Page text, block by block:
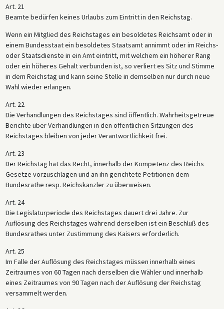
Art. 21
Beamte bedürfen keines Urlaubs zum Eintritt in den Reichstag.
Wenn ein Mitglied des Reichstages ein besoldetes Reichsamt oder in
einem Bundesstaat ein besoldetes Staatsamt annimmt oder im Reichs-
oder Staatsdienste in ein Amt eintritt, mit welchem ein höherer Rang
oder ein höheres Gehalt verbunden ist, so verliert es Sitz und Stimme
in dem Reichstag und kann seine Stelle in demselben nur durch neue
Wahl wieder erlangen.
Art. 22
Die Verhandlungen des Reichstages sind öffentlich. Wahrheitsgetreue
Berichte über Verhandlungen in den öffentlichen Sitzungen des
Reichstages bleiben von jeder Verantwortlichkeit frei.
Art. 23
Der Reichstag hat das Recht, innerhalb der Kompetenz des Reichs
Gesetze vorzuschlagen und an ihn gerichtete Petitionen dem
Bundesrathe resp. Reichskanzler zu überweisen.
Art. 24
Die Legislaturperiode des Reichstages dauert drei Jahre. Zur
Auflösung des Reichstages während derselben ist ein Beschluß des
Bundesrathes unter Zustimmung des Kaisers erforderlich.
Art. 25
Im Falle der Auflösung des Reichstages müssen innerhalb eines
Zeitraumes von 60 Tagen nach derselben die Wähler und innerhalb
eines Zeitraumes von 90 Tagen nach der Auflösung der Reichstag
versammelt werden.